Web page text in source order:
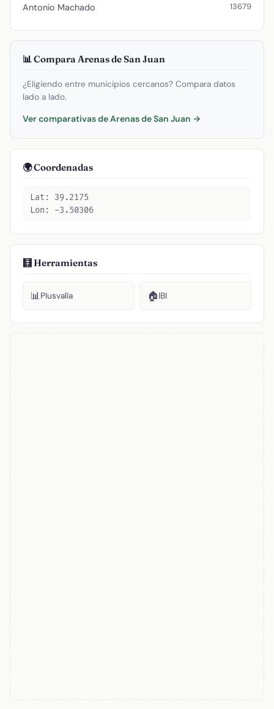
Antonio Machado 13679
📊 Compara Arenas de San Juan
¿Eligiendo entre municipios cercanos? Compara datos
lado a lado.
Ver comparativas de Arenas de San Juan →
🌍 Coordenadas
Lat: 39.2175
Lon: -3.50306
🧮 Herramientas
📊Plusvalía 🏠IBI